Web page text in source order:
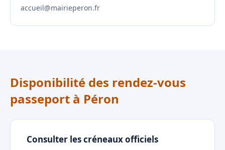
accueil@mairieperon.fr
Disponibilité des rendez-vous
passeport à Péron
Consulter les créneaux officiels